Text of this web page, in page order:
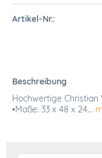
Artikel-Nr.:
Beschreibung
Hochwertige Christian
•Maße: 33 x 48 x 24...